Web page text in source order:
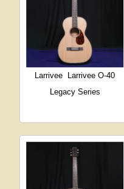
Larrivee Larrivee O-40
Legacy Series